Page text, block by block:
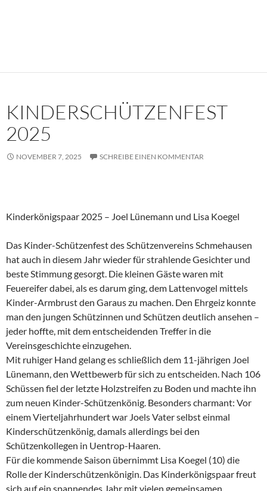
KINDERSCHÜTZENFEST
2025
NOVEMBER 7, 2025 SCHREIBE EINEN KOMMENTAR
Kinderkönigspaar 2025 – Joel Lünemann und Lisa Koegel
Das Kinder-Schützenfest des Schützenvereins Schmehausen
hat auch in diesem Jahr wieder für strahlende Gesichter und
beste Stimmung gesorgt. Die kleinen Gäste waren mit
Feuereifer dabei, als es darum ging, dem Lattenvogel mittels
Kinder-Armbrust den Garaus zu machen. Den Ehrgeiz konnte
man den jungen Schützinnen und Schützen deutlich ansehen –
jeder hoffte, mit dem entscheidenden Treffer in die
Vereinsgeschichte einzugehen.
Mit ruhiger Hand gelang es schließlich dem 11-jährigen Joel
Lünemann, den Wettbewerb für sich zu entscheiden. Nach 106
Schüssen fiel der letzte Holzstreifen zu Boden und machte ihn
zum neuen Kinder-Schützenkönig. Besonders charmant: Vor
einem Vierteljahrhundert war Joels Vater selbst einmal
Kinderschützenkönig, damals allerdings bei den
Schützenkollegen in Uentrop-Haaren.
Für die kommende Saison übernimmt Lisa Koegel (10) die
Rolle der Kinderschützenkönigin. Das Kinderkönigspaar freut
sich auf ein spannendes Jahr mit vielen gemeinsamen